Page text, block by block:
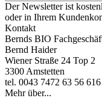
Der Newsletter ist
oder in Ihrem
Kontakt
Bernds BIO
Bernd Haider
Wiener Straße 24 Top 2
3300 Amstetten
tel. 0043 7472 63 56 616
Mehr über...